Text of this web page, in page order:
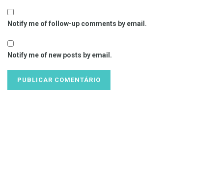
Notify me of follow-up comments by email.
Notify me of new posts by email.